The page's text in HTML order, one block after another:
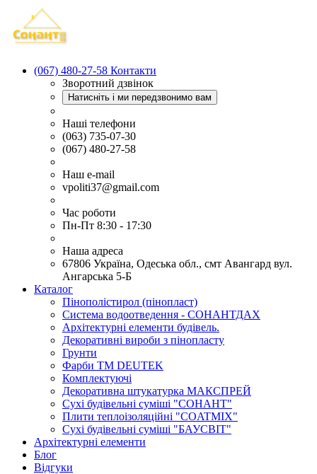
(067) 480-27-58 Контакти
Зворотний дзвінок
Натисніть і ми передзвонимо вам
Наші телефони
(063) 735-07-30
(067) 480-27-58
Наш e-mail
vpoliti37@gmail.com
Час роботи
Пн-Пт 8:30 - 17:30
Наша адреса
67806 Україна, Одеська обл., смт Авангард вул.
Ангарська 5-Б
Каталог
Пінополістирол (пінопласт)
Система водоотведення - СОНАНТДАХ
Архітектурні елементи будівель.
Декоративні вироби з пінопласту
Грунти
Фарби ТМ DEUTEK
Комплектуючі
Декоративна штукатурка МАКСПРЕЙ
Сухі будівельні суміші "СОНАНТ"
Плити теплоізоляційні "COATMIX"
Сухі будівельні суміші "БАУСВІТ"
Архітектурні елементи
Блог
Відгуки